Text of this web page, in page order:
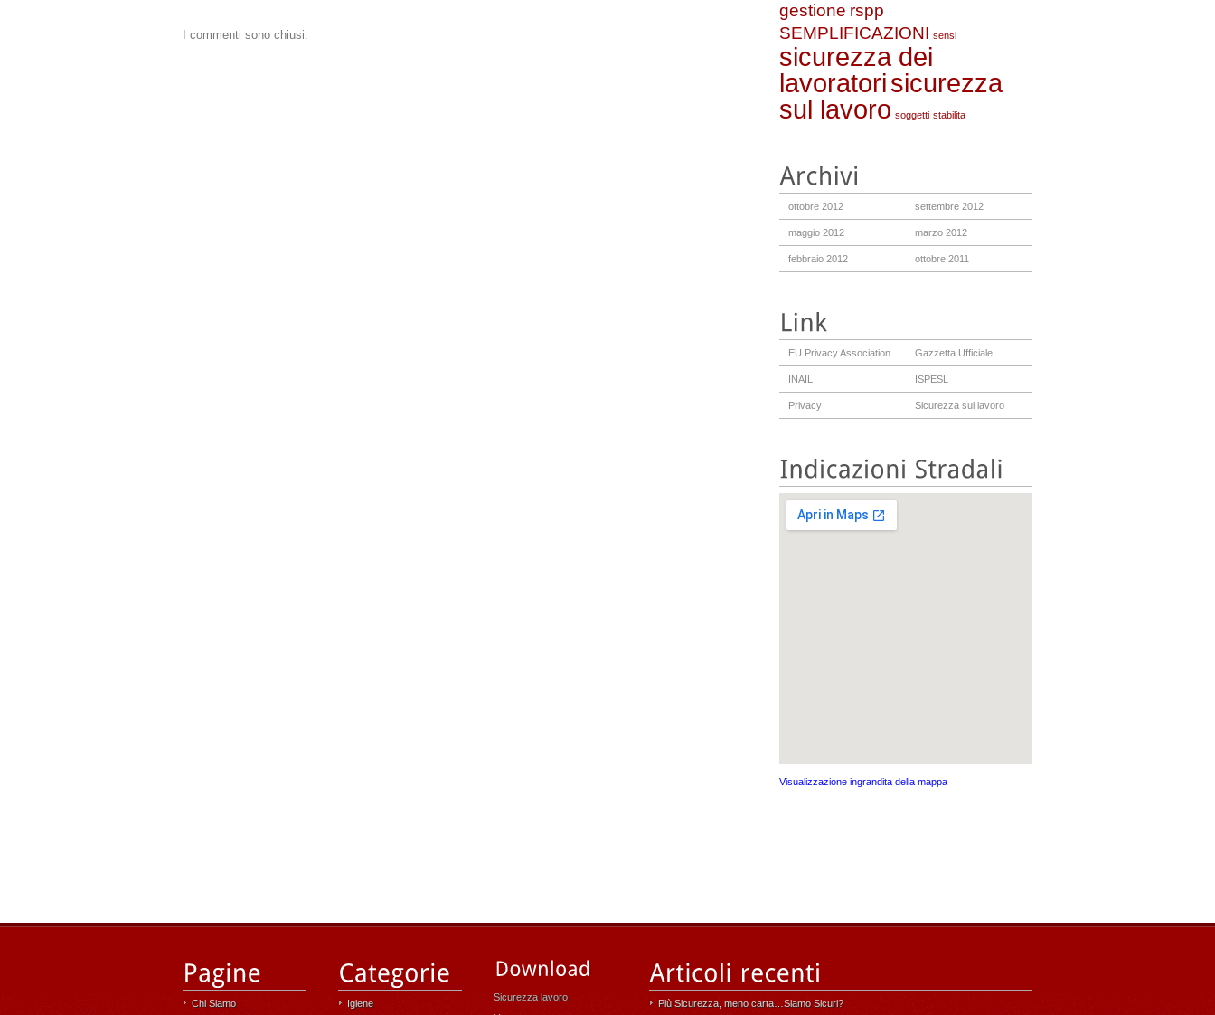
I commenti sono chiusi.
gestione rspp
SEMPLIFICAZIONI sensi
sicurezza dei
lavoratorisicurezza
sul lavoro soggetti stabilita
ottobre 2012 settembre 2012
maggio 2012 marzo 2012
febbraio 2012 ottobre 2011
EU Privacy Association Gazzetta Ufficiale
INAIL ISPESL
Privacy Sicurezza sul lavoro
Visualizzazione ingrandita della mappa
Chi Siamo Igiene
Sicurezza lavoro
Più Sicurezza, meno carta…Siamo Sicuri?